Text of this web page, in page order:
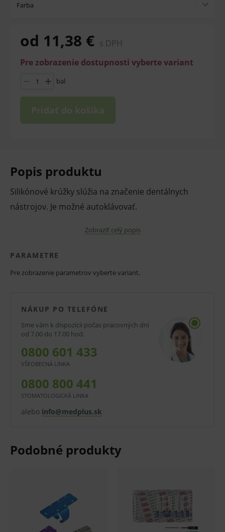
Farba
od 11,38 € s DPH
Pre zobrazenie dostupnosti vyberte variant
bal
Pridať do košíka
Popis produktu
Silikónové krúžky slúžia na značenie dentálnych
nástrojov. Je možné autoklávovať.
Pri sterilizácii dodržujte návod na použitie výrobcu
autoklávu.
Dostupné farby:
biela, čierna, červená, fialová, modrá, zelená,
žltá
100 ks
V prípade porušenia zapečateného obalu tohto
tovaru nie je z dôvodu ochrany zdravia alebo
hygienických dôvodov možné odstúpiť od kúpnej
Zobraziť celý popis
PARAMETRE
Pre zobrazenie parametrov vyberte variant.
NÁKUP PO TELEFÓNE
Sme vám k dispozícii počas pracovných dní
od 7.00 do 17.00 hod.
0800 601 433
VŠEOBECNÁ LINKA
0800 800 441
STOMATOLOGICKÁ LINKA
alebo info@medplus.sk